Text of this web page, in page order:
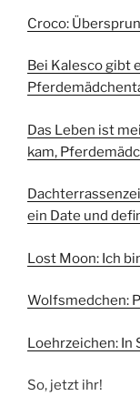
Croco:
Bei Kalesco gibt
Das Leben ist
kam,
ein Date und
Lost Moon: Ich
Wolfsmedchen:
Loehrzeichen: In
So, jetzt ihr!